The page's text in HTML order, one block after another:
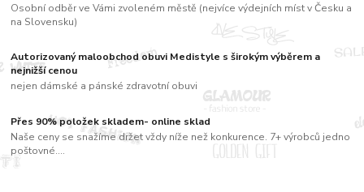
Osobní odběr ve Vámi zvoleném městě (nejvíce výdejních míst v Česku a
na Slovensku)
Autorizovaný maloobchod obuvi Medistyle s širokým výběrem a
nejnižší cenou
nejen dámské a pánské zdravotní obuvi
Přes 90% položek skladem- online sklad
Naše ceny se snažíme držet vždy níže než konkurence. 7+ výrobců jedno
poštovné....